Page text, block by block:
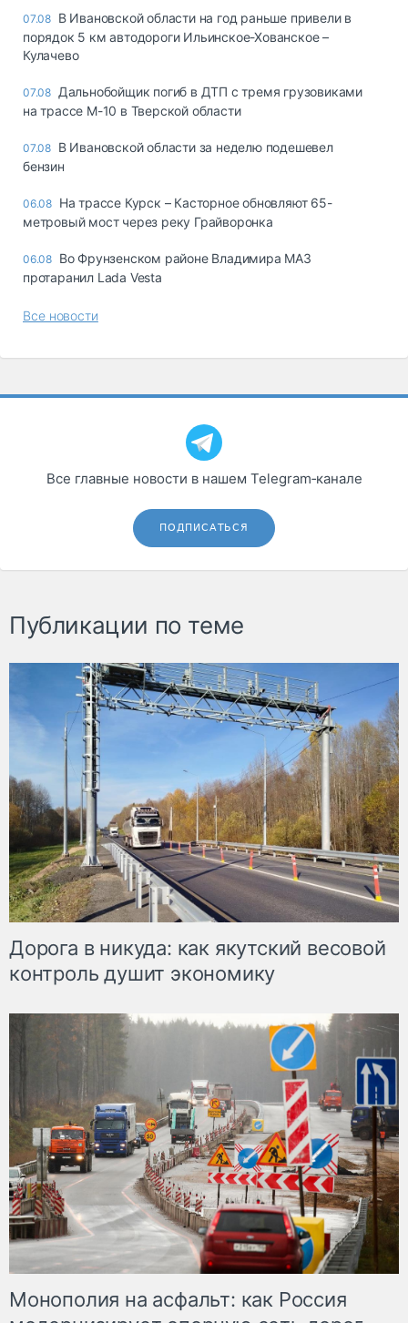
07.08 В Ивановской области на год раньше привели в
порядок 5 км автодороги Ильинское-Хованское –
Кулачево
07.08 Дальнобойщик погиб в ДТП с тремя грузовиками
на трассе М-10 в Тверской области
07.08 В Ивановской области за неделю подешевел
бензин
06.08 На трассе Курск – Касторное обновляют 65-
метровый мост через реку Грайворонка
06.08 Во Фрунзенском районе Владимира МАЗ
протаранил Lada Vesta
Все новости
Все главные новости в нашем Telegram‑канале
ПОДПИСАТЬСЯ
Публикации по теме
Дорога в никуда: как якутский весовой
контроль душит экономику
Монополия на асфальт: как Россия